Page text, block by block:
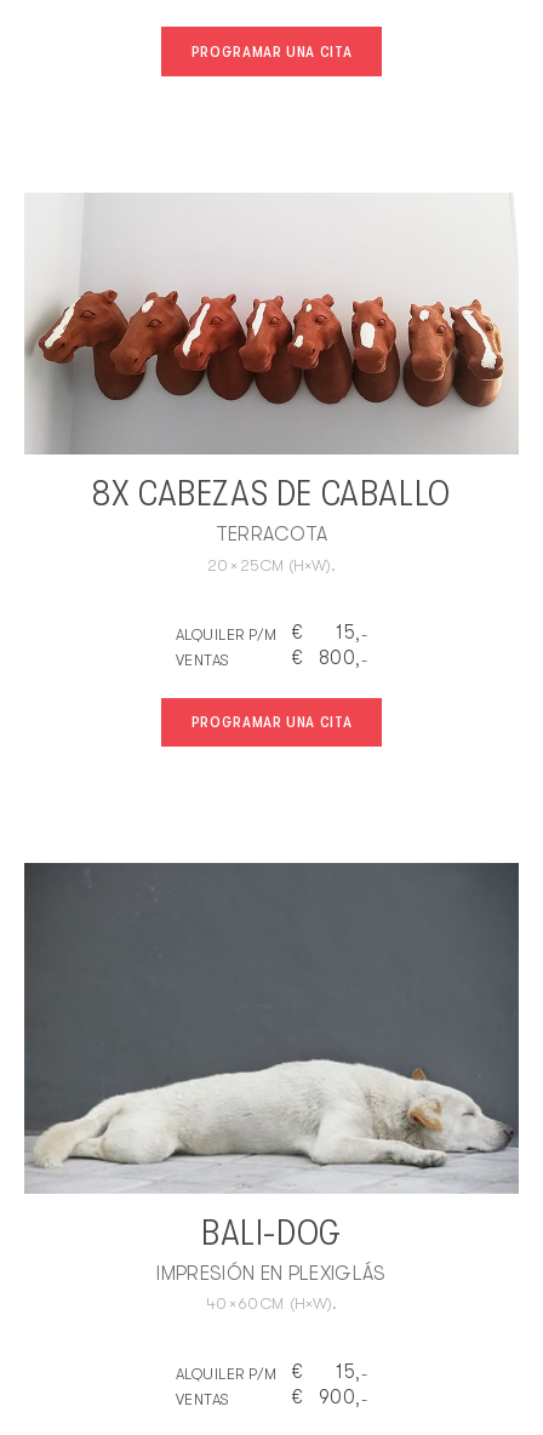
PROGRAMAR UNA CITA
8X CABEZAS DE CABALLO
TERRACOTA
20 × 25CM (H×W).
ALQUILER P/M € 15,-
VENTAS
€ 800,-
PROGRAMAR UNA CITA
BALI-DOG
IMPRESIÓN EN PLEXIGLÁS
40 × 60 CM (H×W).
ALQUILER P/M € 15,-
VENTAS
€ 900,-